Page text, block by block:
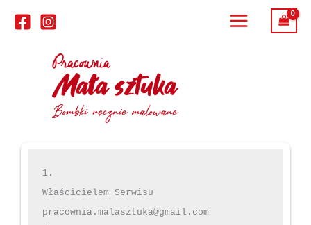
1.
Właścicielem Serwisu
pracownia.malasztuka@gmail.com